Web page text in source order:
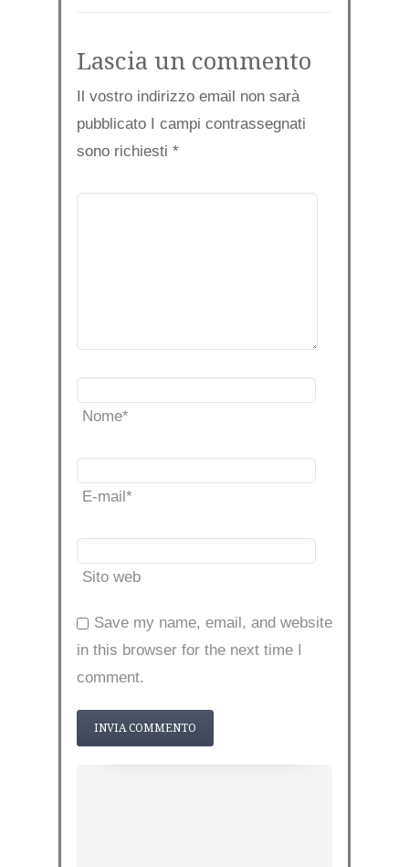
Lascia un commento
Il vostro indirizzo email non sarà
pubblicato I campi contrassegnati
sono richiesti *
Nome*
E-mail*
Sito web
Save my name, email, and website
in this browser for the next time I
comment.